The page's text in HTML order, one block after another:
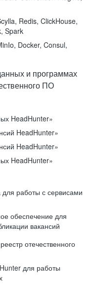
Redis, ClickHouse,
Spark
Docker, Consul,
и программах
ПО
HeadHunter»
HeadHunter»
HeadHunter»
HeadHunter»
работы с сервисами
обеспечение для
вакансий
отечественного
для работы